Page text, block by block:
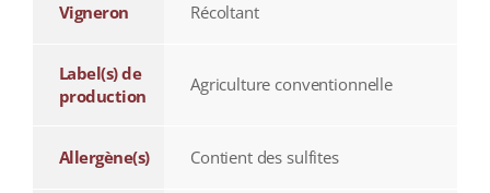
Vigneron Récoltant
Label(s) de
production
Agriculture conventionnelle
Allergène(s) Contient des sulfites